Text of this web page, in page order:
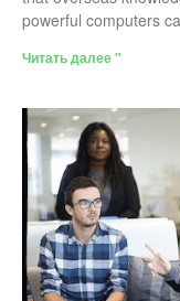
powerful computers
Читать далее "